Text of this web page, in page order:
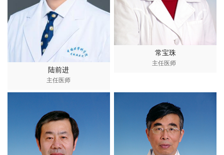
陆前进
主任医师
常宝珠
主任医师